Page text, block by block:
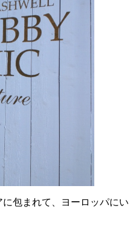
包まれて、ヨーロッパにい